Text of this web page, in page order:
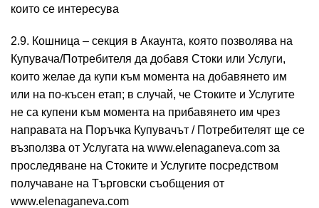
които се интересува
2.9. Кошница – секция в Акаунта, която позволява на
Купувача/Потребителя да добавя Стоки или Услуги,
които желае да купи към момента на добавянето им
или на по-късен етап; в случай, че Стоките и Услугите
не са купени към момента на прибавянето им чрез
направата на Поръчка Купувачът / Потребителят ще се
възползва от Услугата на www.elenaganeva.com за
проследяване на Стоките и Услугите посредством
получаване на Търговски съобщения от
www.elenaganeva.com